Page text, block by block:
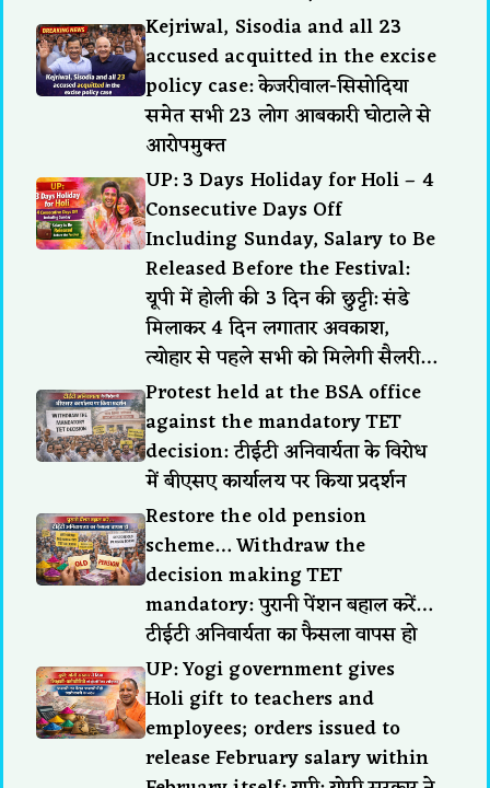
Kejriwal, Sisodia and all 23
accused acquitted in the excise
policy case: केजरीवाल-सिसोदिया
समेत सभी 23 लोग आबकारी घोटाले से
आरोपमुक्त
UP: 3 Days Holiday for Holi – 4
Consecutive Days Off
Including Sunday, Salary to Be
Released Before the Festival:
यूपी में होली की 3 दिन की छुट्टी: संडे
मिलाकर 4 दिन लगातार अवकाश,
त्योहार से पहले सभी को मिलेगी सैलरी…
Protest held at the BSA office
against the mandatory TET
decision: टीईटी अनिवार्यता के विरोध
में बीएसए कार्यालय पर किया प्रदर्शन
Restore the old pension
scheme… Withdraw the
decision making TET
mandatory: पुरानी पेंशन बहाल करें…
टीईटी अनिवार्यता का फैसला वापस हो
UP: Yogi government gives
Holi gift to teachers and
employees; orders issued to
release February salary within